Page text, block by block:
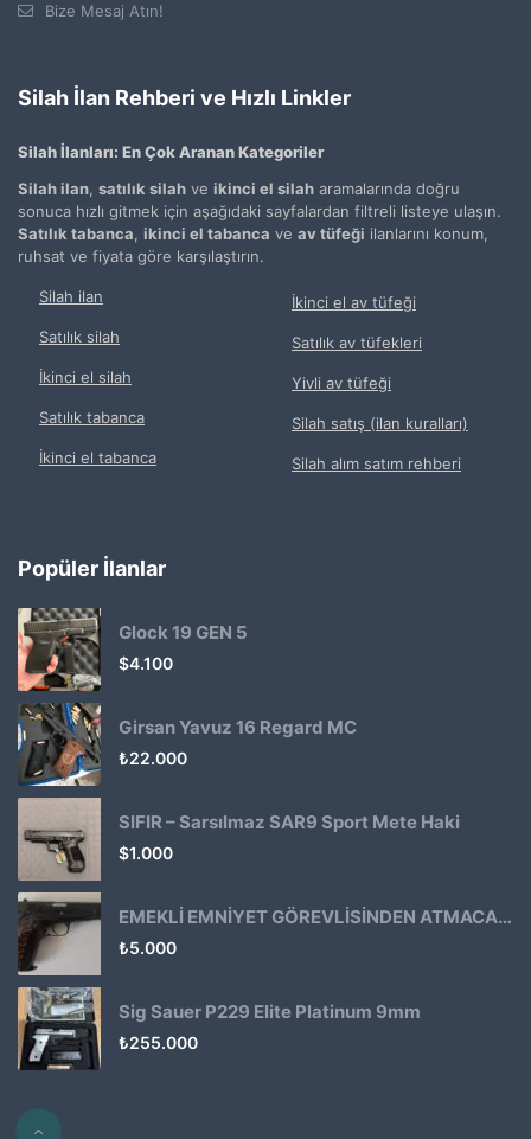
Bize Mesaj Atın!
Silah İlan Rehberi ve Hızlı Linkler
Silah İlanları: En Çok Aranan Kategoriler
Silah ilan, satılık silah ve ikinci el silah aramalarında doğru
sonuca hızlı gitmek için aşağıdaki sayfalardan filtreli listeye ulaşın.
Satılık tabanca, ikinci el tabanca ve av tüfeği ilanlarını konum,
ruhsat ve fiyata göre karşılaştırın.
Silah ilan
Satılık silah
İkinci el silah
Satılık tabanca
İkinci el tabanca
İkinci el av tüfeği
Satılık av tüfekleri
Yivli av tüfeği
Silah satış (ilan kuralları)
Silah alım satım rehberi
Popüler İlanlar
Glock 19 GEN 5
$4.100
Girsan Yavuz 16 Regard MC
₺22.000
SIFIR – Sarsılmaz SAR9 Sport Mete Haki
$1.000
EMEKLİ EMNİYET GÖREVLİSİNDEN ATMACA 53 KLASİK14
₺5.000
Sig Sauer P229 Elite Platinum 9mm
₺255.000